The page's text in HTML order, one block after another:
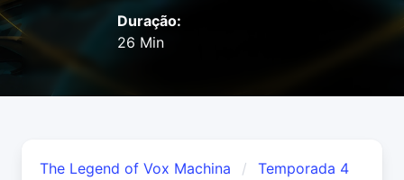
Duração:
26 Min
The Legend of Vox Machina
Temporada 4